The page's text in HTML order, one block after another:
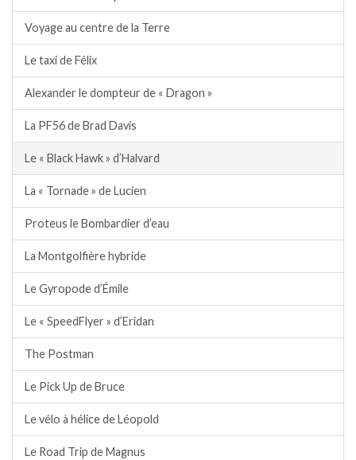
Voyage au centre de la Terre
Le taxi de Félix
Alexander le dompteur de « Dragon »
La PF56 de Brad Davis
Le « Black Hawk » d’Halvard
La « Tornade » de Lucien
Proteus le Bombardier d’eau
La Montgolfière hybride
Le Gyropode d’Émile
Le « SpeedFlyer » d’Eridan
The Postman
Le Pick Up de Bruce
Le vélo à hélice de Léopold
Le Road Trip de Magnus